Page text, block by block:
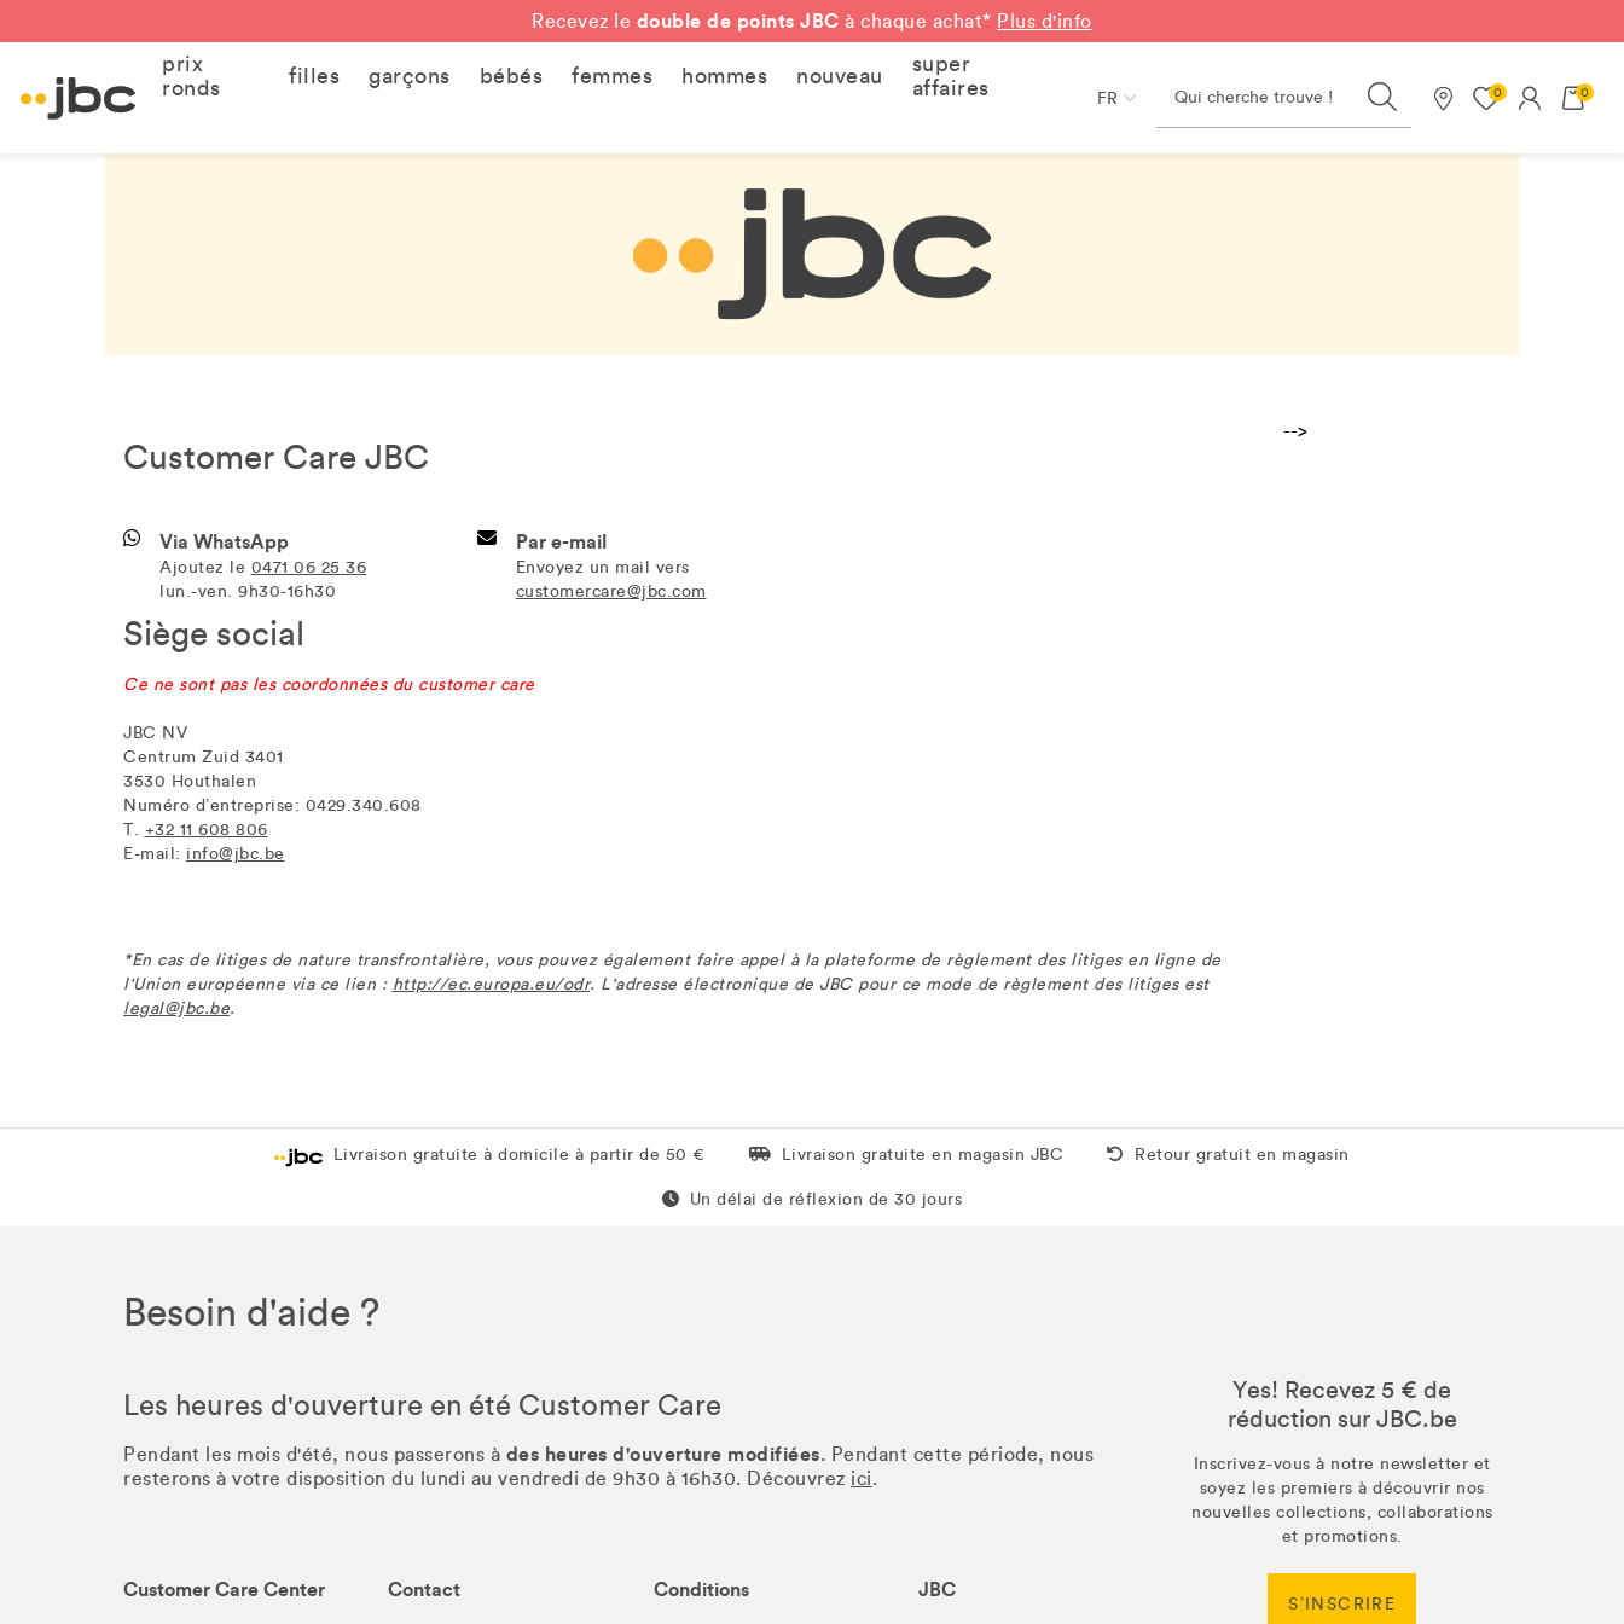
Recevez le double de points JBC à chaque achat* Plus d'info
prix
ronds
filles garçons bébés femmes hommes nouveau
super
affaires
FR Search
Nos magasins
0 0
Customer Care JBC
-->
Via WhatsApp
Ajoutez le 0471 06 25 36
lun.-ven. 9h30-16h30
Par e-mail
Envoyez un mail vers
customercare@jbc.com
Siège social
Ce ne sont pas les coordonnées du customer care
JBC NV
Centrum Zuid 3401
3530 Houthalen
Numéro d’entreprise: 0429.340.608
T. +32 11 608 806
E-mail: info@jbc.be
*En cas de litiges de nature transfrontalière, vous pouvez également faire appel à la plateforme de règlement des litiges en ligne de
l'Union européenne via ce lien : http://ec.europa.eu/odr. L'adresse électronique de JBC pour ce mode de règlement des litiges est
legal@jbc.be.
Livraison gratuite à domicile à partir de 50 € Livraison gratuite en magasin JBC
Livraison gratuite en magasin JBC Retour gratuit aussi en magasin
Retour gratuit en magasin
Un délai de réflexion de 60 jours
Un délai de réflexion de 30 jours
Besoin d'aide ?
Les heures d'ouverture en été Customer Care
Pendant les mois d'été, nous passerons à des heures d'ouverture modifiées. Pendant cette période, nous
resterons à votre disposition du lundi au vendredi de 9h30 à 16h30. Découvrez ici.
Customer Care Center Contact Conditions JBC
Yes! Recevez 5 € de
réduction sur JBC.be
Inscrivez-vous à notre newsletter et
soyez les premiers à découvrir nos
nouvelles collections, collaborations
et promotions.
S’INSCRIRE